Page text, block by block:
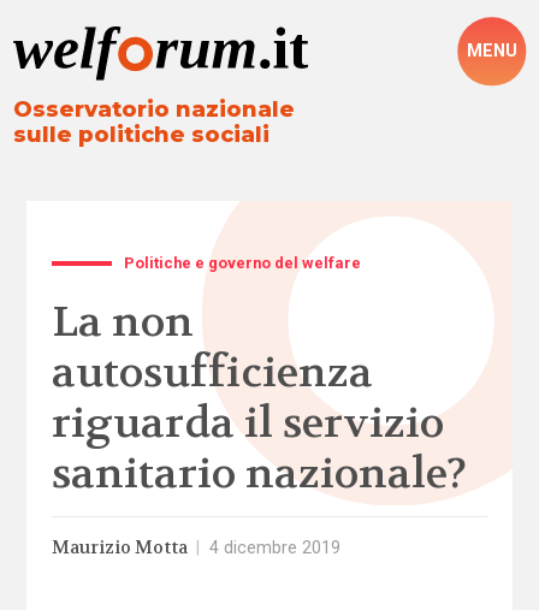
Osservatorio nazionale
sulle politiche sociali
MENU
Politiche e governo del welfare
La non
autosufficienza
riguarda il servizio
sanitario nazionale?
Maurizio Motta 4 dicembre 2019